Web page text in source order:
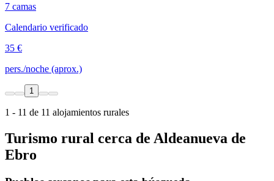
7 camas
Calendario verificado
35 €
pers./noche (aprox.)
1
1 - 11 de 11 alojamientos rurales
Turismo rural cerca de Aldeanueva de
Ebro